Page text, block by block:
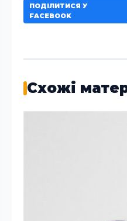
ПОДІЛИТИСЯ У
FACEBOOK
Схожі